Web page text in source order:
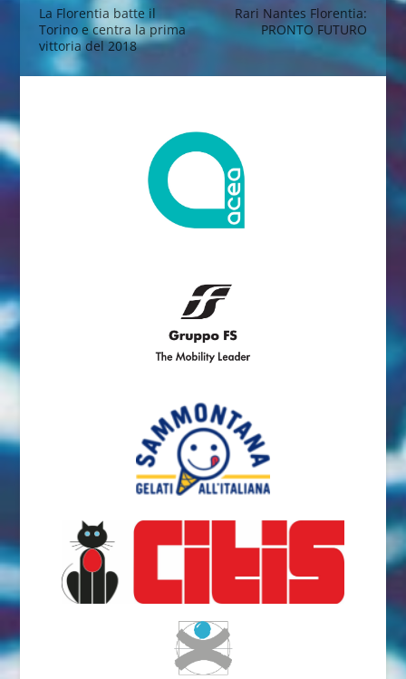
La Florentia batte il
Torino e centra la prima
vittoria del 2018
Rari Nantes Florentia:
PRONTO FUTURO